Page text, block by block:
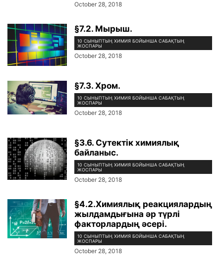
October 28, 2018
§7.2. Мырыш.
10 СЫНЫПТЫҢ ХИМИЯ БОЙЫНША САБАҚТЫҢ
ЖОСПАРЫ
October 28, 2018
§7.3. Хром.
10 СЫНЫПТЫҢ ХИМИЯ БОЙЫНША САБАҚТЫҢ
ЖОСПАРЫ
October 28, 2018
§3.6. Сутектік химиялық
байланыс.
10 СЫНЫПТЫҢ ХИМИЯ БОЙЫНША САБАҚТЫҢ
ЖОСПАРЫ
October 28, 2018
§4.2.Химиялық реакциялардың
жылдамдығына әр түрлі
факторлардың әсері.
10 СЫНЫПТЫҢ ХИМИЯ БОЙЫНША САБАҚТЫҢ
ЖОСПАРЫ
October 28, 2018